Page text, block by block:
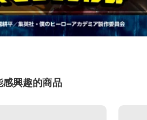
感興趣的商品